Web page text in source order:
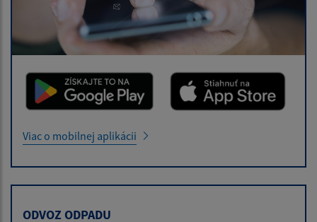
Viac o mobilnej aplikácii
ODVOZ ODPADU